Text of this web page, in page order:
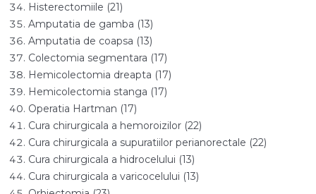
Histerectomiile (21)
Amputatia de gamba (13)
Amputatia de coapsa (13)
Colectomia segmentara (17)
Hemicolectomia dreapta (17)
Hemicolectomia stanga (17)
Operatia Hartman (17)
Cura chirurgicala a hemoroizilor (22)
Cura chirurgicala a supuratiilor perianorectale (22)
Cura chirurgicala a hidrocelului (13)
Cura chirurgicala a varicocelului (13)